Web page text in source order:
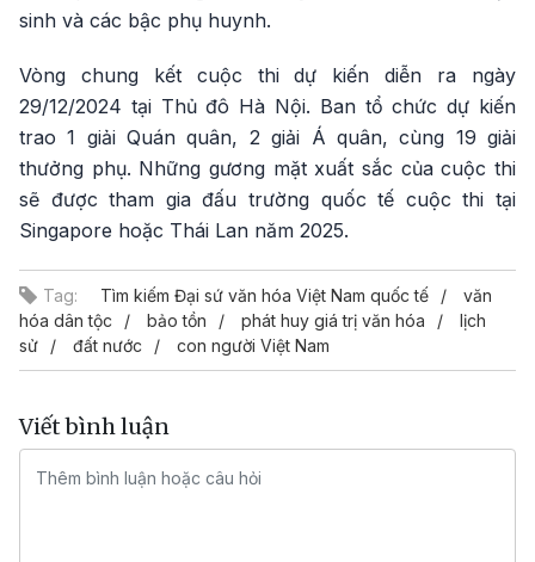
sinh và các bậc phụ huynh.
Vòng chung kết cuộc thi dự kiến diễn ra ngày
29/12/2024 tại Thủ đô Hà Nội. Ban tổ chức dự kiến
trao 1 giải Quán quân, 2 giải Á quân, cùng 19 giải
thưởng phụ. Những gương mặt xuất sắc của cuộc thi
sẽ được tham gia đấu trường quốc tế cuộc thi tại
Singapore hoặc Thái Lan năm 2025.
Tag: Tìm kiếm Đại sứ văn hóa Việt Nam quốc tế
văn
hóa dân tộc
bảo tồn phát huy giá trị văn hóa
lịch
sử
đất nước con người Việt Nam
Viết bình luận